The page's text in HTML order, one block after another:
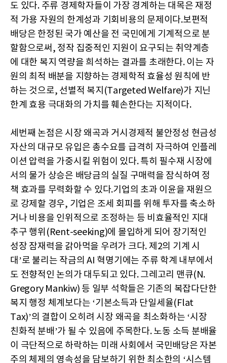
도 있다. 주류 경제학자들이 가장 경계하는 대목은 재정
적 가용 자원의 한계성과 기회비용의 문제이다.보편적
배당은 한정된 국가 예산을 전 국민에게 기계적으로 분
할함으로써, 정작 집중적인 지원이 요구되는 취약계층
에 대한 복지 역량을 희석하는 결과를 초래한다. 이는 자
원의 최적 배분을 지향하는 경제학적 효율성 원칙에 반
하는 것으로, 선별적 복지(Targeted Welfare)가 지닌
한계 효용 극대화의 가치를 훼손한다는 지적이다.
세번째 논점은 시장 왜곡과 거시경제적 불안정성 현금성
자산의 대규모 유입은 총수요를 급격히 자극하여 인플레
이션 압력을 가중시킬 위험이 있다. 특히 필수재 시장에
서의 물가 상승은 배당금의 실질 구매력을 잠식하여 정
책 효과를 무력화할 수 있다.기업의 초과 이윤을 재원으
로 강제할 경우, 기업은 조세 회피를 위해 투자를 축소하
거나 비용을 인위적으로 조정하는 등 비효율적인 지대
추구 행위(Rent-seeking)에 몰입하게 되어 장기적인
성장 잠재력을 갉아먹을 우려가 크다. 제2의 기계 시
대’로 불리는 작금의 AI 혁명기에는 주류 학계 내부에서
도 전향적인 논의가 대두되고 있다. 그레고리 맨큐(N.
Gregory Mankiw) 등 일부 석학들은 기존의 복잡다단한
복지 행정 체계보다는 ‘기본소득과 단일세율(Flat
Tax)’의 결합이 오히려 시장 왜곡을 최소화하는 ‘시장
친화적 분배’가 될 수 있음에 주목한다. 노동 소득 분배율
이 극단적으로 하락하는 미래 사회에서 국민배당은 자본
주의 체제의 영속성을 담보하기 위한 최소한의 ‘시스템